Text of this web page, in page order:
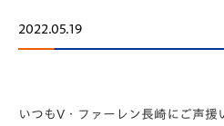
2022.05.19
いつもV・ファーレン長崎にご声援